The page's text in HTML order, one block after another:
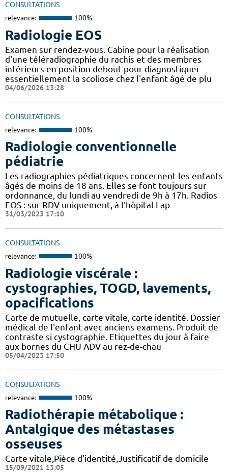
CONSULTATIONS
relevance: 100%
Radiologie EOS
Examen sur rendez-vous. Cabine pour la réalisation
d'une téléradiographie du rachis et des membres
inférieurs en position debout pour diagnostiquer
essentiellement la scoliose chez l'enfant âgé de plu
04/06/2026 13:28
CONSULTATIONS
relevance: 100%
Radiologie conventionnelle
pédiatrie
Les radiographies pédiatriques concernent les enfants
âgés de moins de 18 ans. Elles se font toujours sur
ordonnance, du lundi au vendredi de 9h à 17h. Radios
EOS : sur RDV uniquement, à l'hôpital Lap
31/03/2023 17:10
CONSULTATIONS
relevance: 100%
Radiologie viscérale :
cystographies, TOGD, lavements,
opacifications
Carte de mutuelle, carte vitale, carte identité. Dossier
médical de l'enfant avec anciens examens. Produit de
contraste si cystographie. Etiquettes du jour à faire
aux bornes du CHU ADV au rez-de-chau
05/04/2023 17:50
CONSULTATIONS
relevance: 100%
Radiothérapie métabolique :
Antalgique des métastases
osseuses
Carte vitale,Pièce d'identité,Justificatif de domicile
15/09/2021 13:05